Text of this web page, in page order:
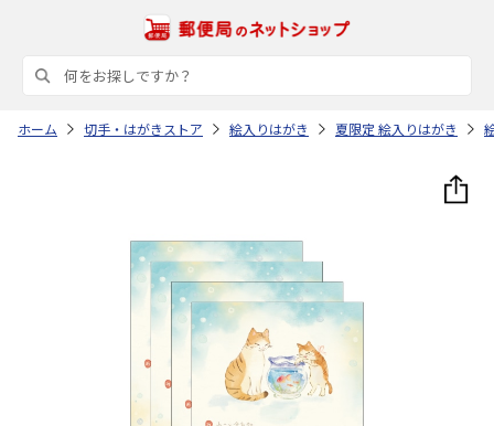
ホーム 切手・はがきストア 絵入りはがき 夏限定 絵入りはがき